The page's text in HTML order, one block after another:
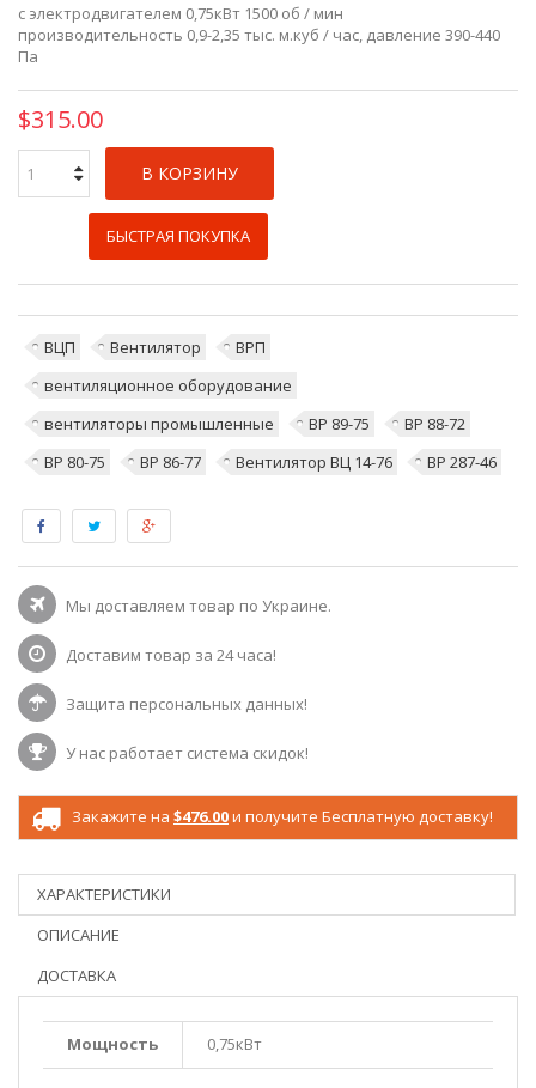
с электродвигателем 0,75кВт 1500 об / мин
производительность 0,9-2,35 тыс. м.куб / час, давление 390-440
Па
$315.00
В КОРЗИНУ
БЫСТРАЯ ПОКУПКА
ВЦП Вентилятор
ВРП
вентиляционное оборудование
вентиляторы промышленные
ВР 89-75
ВР 88-72
ВР 80-75
ВР 86-77 Вентилятор ВЦ 14-76 ВР 287-46
Мы доставляем товар по Украине.
Доставим товар за 24 часа!
Защита персональных данных!
У нас работает система скидок!
Закажите на $476.00и получите Бесплатную доставку!
ХАРАКТЕРИСТИКИ
ОПИСАНИЕ
ДОСТАВКА
Мощность 0,75кВт